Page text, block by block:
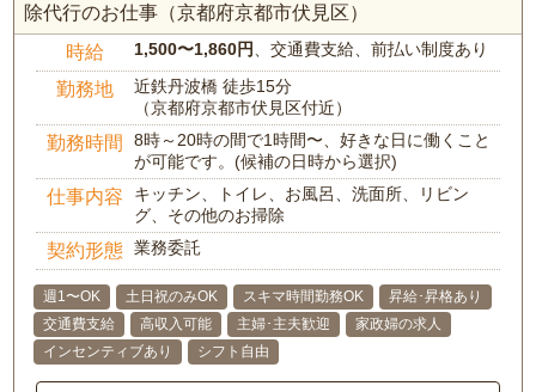
除代行のお仕事（京都府京都市伏見区）
時給 1,500〜1,860円 、交通費支給、前払い制度あり
勤務地
近鉄丹波橋 徒歩15分
（京都府京都市伏見区付近）
勤務時間
8時～20時の間で1時間〜、好きな日に働くこと
が可能です。(候補の日時から選択)
仕事内容
キッチン、トイレ、お風呂、洗面所、リビン
グ、その他のお掃除
契約形態 業務委託
週1〜OK 土日祝のみOK スキマ時間勤務OK
昇給･昇格あり
交通費支給
高収入可能 主婦･主夫歓迎
家政婦の求人
インセンティブあり
シフト自由